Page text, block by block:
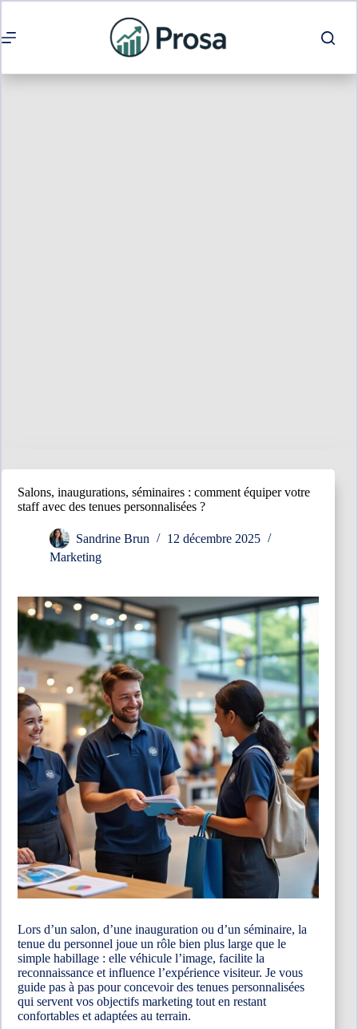
contenu
Salons, inaugurations, séminaires : comment équiper votre
staff avec des tenues personnalisées ?
Sandrine Brun
12 décembre 2025
Marketing
Lors d’un salon, d’une inauguration ou d’un séminaire, la
tenue du personnel joue un rôle bien plus large que le
simple habillage : elle véhicule l’image, facilite la
reconnaissance et influence l’expérience visiteur. Je vous
guide pas à pas pour concevoir des tenues personnalisées
qui servent vos objectifs marketing tout en restant
confortables et adaptées au terrain.